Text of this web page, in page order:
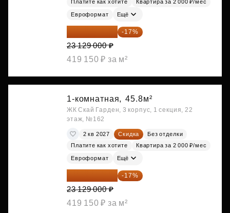
Платите как хотите
Квартира за 2 000 ₽/мес
Евроформат Ещё
19 197 070 ₽ -17%
23 129 000 ₽
419 150 ₽ за м²
1-комнатная, 45.8м²
ЖК Скай Гарден, 3 корпус, 1 секция, 22
этаж, №162
2 кв 2027 Скидка
Без отделки
Платите как хотите
Квартира за 2 000 ₽/мес
Евроформат Ещё
19 197 070 ₽ -17%
23 129 000 ₽
419 150 ₽ за м²